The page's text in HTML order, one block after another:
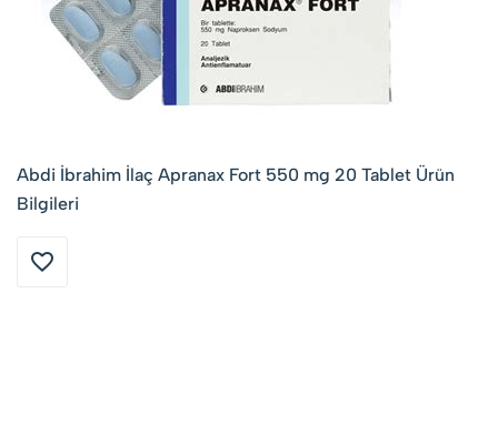
Abdi İbrahim İlaç Apranax Fort 550 mg 20 Tablet Ürün
Bilgileri